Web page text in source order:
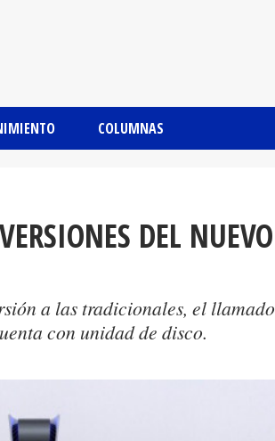
COLUMNAS
DEL NUEVO
a las tradicionales, el llamado
con unidad de disco.